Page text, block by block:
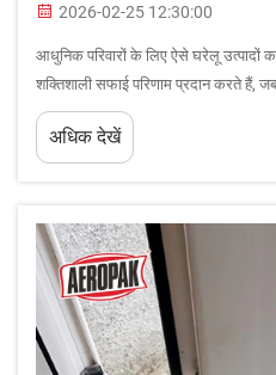
2026-02-25 12:30:00
आधुनिक परिवारों के लिए ऐसे घरेलू उत्पादों
शक्तिशाली सफाई परिणाम प्रदान करते हैं,
लिए आवश्यक सुरक्षा मानकों को बनाए रखते
बनाए रखना...
अधिक देखें